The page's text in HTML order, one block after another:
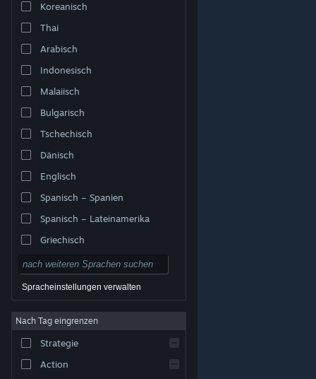
Desktopversion anzeigen
© Valve Corporation. Alle Rechte vorbehalten. Alle
USA und anderen Ländern.
Rechtliches
Barrierefreiheit
Nutzungsvertrag
Koreanisch
Thai
Arabisch
Indonesisch
Malaiisch
Bulgarisch
Tschechisch
Dänisch
Englisch
Spanisch – Spanien
Spanisch – Lateinamerika
Griechisch
Spracheinstellungen verwalten
Nach Tag eingrenzen
Strategie
Action